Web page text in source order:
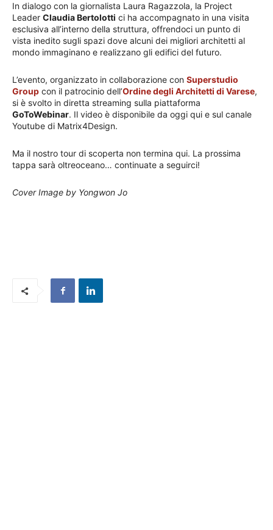
In dialogo con la giornalista Laura Ragazzola, la Project
Leader Claudia Bertolotti ci ha accompagnato in una visita
esclusiva all’interno della struttura, offrendoci un punto di
vista inedito sugli spazi dove alcuni dei migliori architetti al
mondo immaginano e realizzano gli edifici del futuro.
L’evento, organizzato in collaborazione con Superstudio
Group con il patrocinio dell’Ordine degli Architetti di Varese,
si è svolto in diretta streaming sulla piattaforma
GoToWebinar. Il video è disponibile da oggi qui e sul canale
Youtube di Matrix4Design.
Ma il nostro tour di scoperta non termina qui. La prossima
tappa sarà oltreoceano… continuate a seguirci!
Cover Image by Yongwon Jo